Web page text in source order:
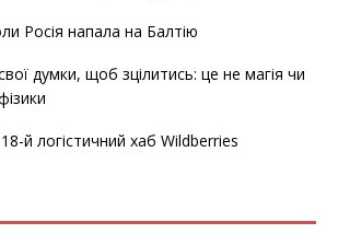
Росія напала на Балтію
думки, щоб зцілитись: це не магія чи
й логістичний хаб Wildberries